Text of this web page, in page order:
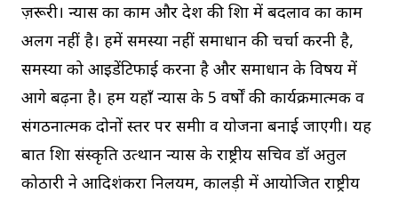
ज़रूरी। न्यास का काम और देश की शिक्षा में बदलाव का काम
अलग नहीं है। हमें समस्या नहीं समाधान की चर्चा करनी है,
समस्या को आइडेंटिफाई करना है और समाधान के विषय में
आगे बढ़ना है। हम यहाँ न्यास के 5 वर्षों की कार्यक्रमात्मक व
संगठनात्मक दोनों स्तर पर समीक्षा व योजना बनाई जाएगी। यह
बात शिक्षा संस्कृति उत्थान न्यास के राष्ट्रीय सचिव डॉ अतुल
कोठारी ने आदिशंकरा निलयम, कालड़ी में आयोजित राष्ट्रीय